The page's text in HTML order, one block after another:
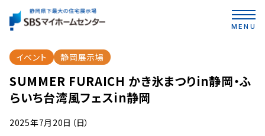
MENU
イベント 静岡展示場
SUMMER FURAICH かき氷まつりin静岡・ふ
らいち台湾風フェスin静岡
2025年7月20日（日）